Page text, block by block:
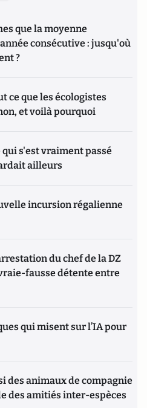
que la moyenne
consécutive : jusqu'où
?
ce que les écologistes
et voilà pourquoi
qui s'est vraiment passé
ailleurs
incursion régalienne
du chef de la DZ
fausse détente entre
qui misent sur l’IA pour
des animaux de compagnie
des amitiés inter-espèces